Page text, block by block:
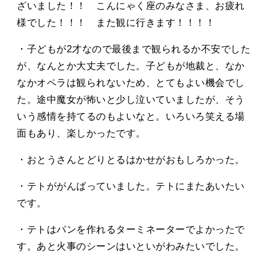
ざいました！！ こんにゃく座のみなさま、お疲れ
様でした！！！ また観に行きます！！！！
・子どもが2才なので最後まで観られるか不安でした
が、なんとか大丈夫でした。子どもが地裁と、なか
なかオペラは観られないため、とてもよい機会でし
た。途中魔女が怖いと少し泣いていましたが、そう
いう感情を持てるのもよいなと。いろいろ笑える場
面もあり、楽しかったです。
・おとうさんとどりとるはかせがおもしろかった。
・テトががんばっていました。テトにまたあいたい
です。
・テトはパンを作れるターミネーターでよかったで
す。あと火事のシーンはいといがわみたいでした。